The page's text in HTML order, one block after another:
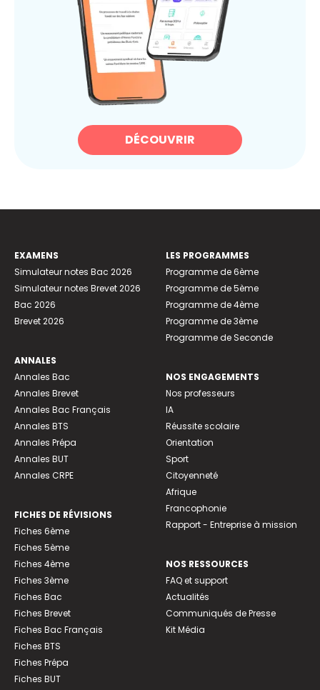
DÉCOUVRIR
EXAMENS
Simulateur notes Bac 2026
Simulateur notes Brevet 2026
Bac 2026
Brevet 2026
ANNALES
Annales Bac
Annales Brevet
Annales Bac Français
Annales BTS
Annales Prépa
Annales BUT
Annales CRPE
FICHES DE RÉVISIONS
Fiches 6ème
Fiches 5ème
Fiches 4ème
Fiches 3ème
Fiches Bac
Fiches Brevet
Fiches Bac Français
Fiches BTS
Fiches Prépa
Fiches BUT
LES PROGRAMMES
Programme de 6ème
Programme de 5ème
Programme de 4ème
Programme de 3ème
Programme de Seconde
NOS ENGAGEMENTS
Nos professeurs
IA
Réussite scolaire
Orientation
Sport
Citoyenneté
Afrique
Francophonie
Rapport - Entreprise à mission
NOS RESSOURCES
FAQ et support
Actualités
Communiqués de Presse
Kit Média